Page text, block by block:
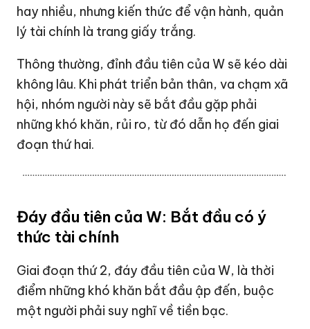
hay nhiều, nhưng kiến thức để vận hành, quản
lý tài chính là trang giấy trắng.
Thông thường, đỉnh đầu tiên của W sẽ kéo dài
không lâu. Khi phát triển bản thân, va chạm xã
hội, nhóm người này sẽ bắt đầu gặp phải
những khó khăn, rủi ro, từ đó dẫn họ đến giai
đoạn thứ hai.
Đáy đầu tiên của W: Bắt đầu có ý
thức tài chính
Giai đoạn thứ 2, đáy đầu tiên của W, là thời
điểm những khó khăn bắt đầu ập đến, buộc
một người phải suy nghĩ về tiền bạc.